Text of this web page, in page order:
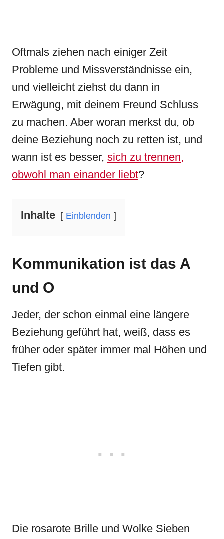
Oftmals ziehen nach einiger Zeit
Probleme und Missverständnisse ein,
und vielleicht ziehst du dann in
Erwägung, mit deinem Freund Schluss
zu machen. Aber woran merkst du, ob
deine Beziehung noch zu retten ist, und
wann ist es besser, sich zu trennen,
obwohl man einander liebt?
Inhalte Einblenden
Kommunikation ist das A
und O
Jeder, der schon einmal eine längere
Beziehung geführt hat, weiß, dass es
früher oder später immer mal Höhen und
Tiefen gibt.
Die rosarote Brille und Wolke Sieben